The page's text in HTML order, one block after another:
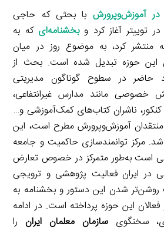
آموزش‌وپرورش با بحثی که حاجی
در توییتر آغاز کرد وبخشنامه‌ای که به
منتشر کرد، به موضوع روز در میان
این حوزه تبدیل شده است. بحث از
حاضر در سطوح گوناگون مدیریتی
خصوصی مانند مدارس غیرانتفاعی،
ناشران کتاب‌های کمک‌آموزشی و…
آموزش‌وپرورش مطرح است، این
مرکز توانمندسازی حاکمیت و جامعه
است به‌طور متمرکز در خصوص تعارض
در ایران فعالیت پژوهشی و ترویجی
شدن این دستور و بخشنامه به
این حوزه پرداخته است. در ادامه
سخنگویسازمان معلمان ایرانرا